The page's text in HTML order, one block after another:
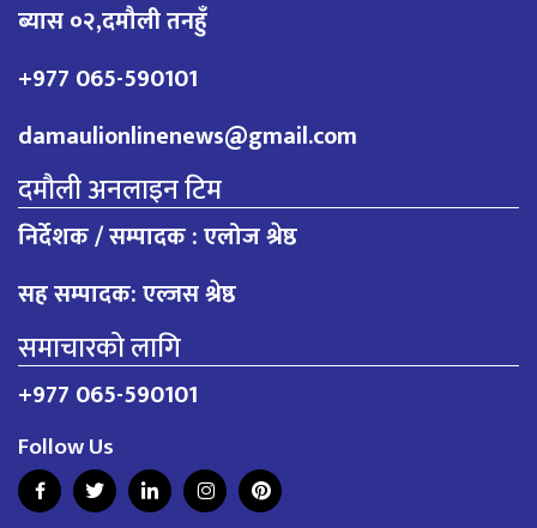
ब्यास ०२,दमौली तनहुँ
+977 065-590101
damaulionlinenews@gmail.com
दमौली अनलाइन टिम
निर्देशक / सम्पादक : एलोज श्रेष्ठ
सह सम्पादक: एल्जस श्रेष्ठ
समाचारको लागि
+977 065-590101
Follow Us